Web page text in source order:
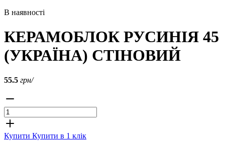
В наявності
КЕРАМОБЛОК РУСИНІЯ 45
(УКРАЇНА) СТІНОВИЙ
55.5 грн/
Купити Купити в 1 клік